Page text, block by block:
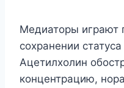
Медиаторы играют
сохранении
Ацетилхолин
концентрацию,